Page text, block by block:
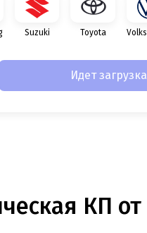
Suzuki Toyota
Идет
КП